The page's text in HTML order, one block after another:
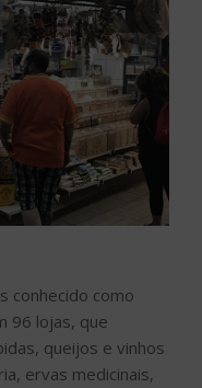
conhecido como
96 lojas, que
queijos e vinhos
ervas medicinais,